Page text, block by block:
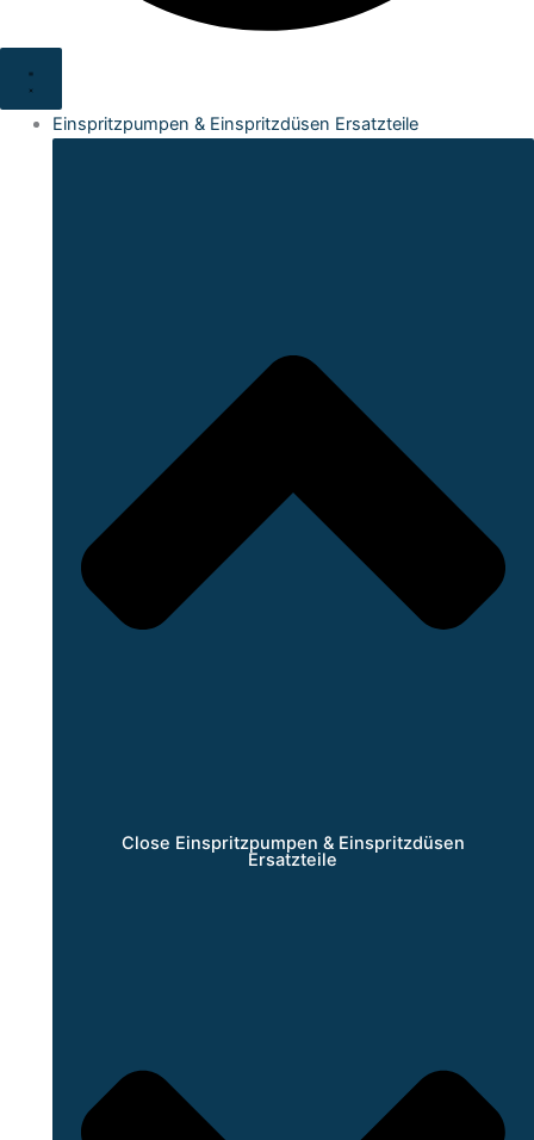
Einspritzpumpen & Einspritzdüsen Ersatzteile
Close Einspritzpumpen & Einspritzdüsen
Ersatzteile